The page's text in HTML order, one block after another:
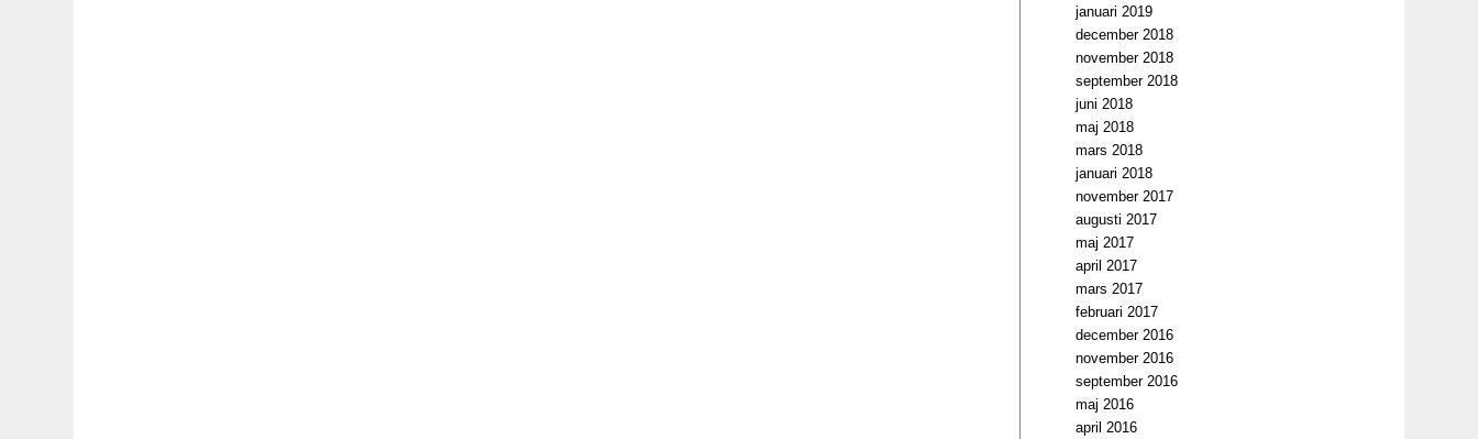
januari 2019
december 2018
november 2018
september 2018
juni 2018
maj 2018
mars 2018
januari 2018
november 2017
augusti 2017
maj 2017
april 2017
mars 2017
februari 2017
december 2016
november 2016
september 2016
maj 2016
april 2016